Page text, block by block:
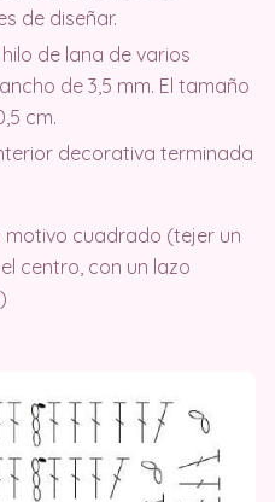
de diseñar.
de lana de varios
de 3,5 mm. El tamaño
cm.
decorativa terminada
cuadrado (tejer un
centro, con un lazo